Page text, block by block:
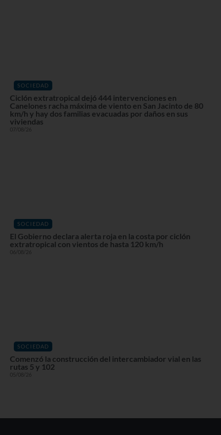
SOCIEDAD
Ciclón extratropical dejó 444 intervenciones en
Canelones racha máxima de viento en San Jacinto de 80
km/h y hay dos familias evacuadas por daños en sus
viviendas
07/08/26
SOCIEDAD
El Gobierno declara alerta roja en la costa por ciclón
extratropical con vientos de hasta 120 km/h
06/08/26
SOCIEDAD
Comenzó la construcción del intercambiador vial en las
rutas 5 y 102
05/08/26